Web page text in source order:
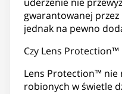
gwarantowanej
jednak na pewno
Czy Lens Protection™
Lens Protection™ nie
robionych w świetle